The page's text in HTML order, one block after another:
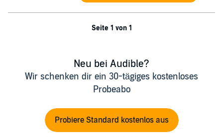
Seite 1 von 1
Neu bei Audible?
Wir schenken dir ein 30-tägiges kostenloses
Probeabo
Probiere Standard kostenlos aus